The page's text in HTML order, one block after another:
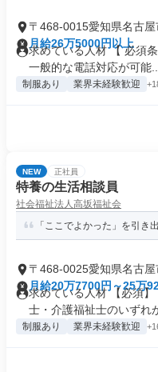
〒468-0015愛知県名古
月給26万5000円以上
求めている人材 【 必須
一般的な電話対応が可能...
制服あり 業界未経験歓迎
NEW 正社員
特養の生活相談員
社会福祉法人高坂福祉会
「ここでよかった」を引き
〒468-0025愛知県名古
月給20万7700円～25万
求めている人材 【必須
士・介護福祉士のいずれ
制服あり 業界未経験歓迎